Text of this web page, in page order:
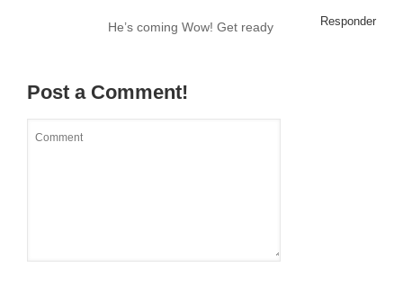
Responder
He’s coming Wow! Get ready
Post a Comment!